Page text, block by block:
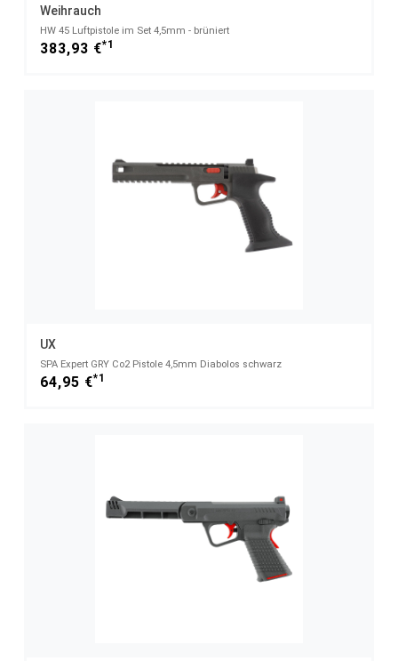
Weihrauch
HW 45 Luftpistole im Set 4,5mm - brüniert
383,93 €*1
UX
SPA Expert GRY Co2 Pistole 4,5mm Diabolos schwarz
64,95 €*1